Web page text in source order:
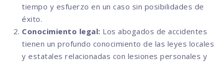
tiempo y esfuerzo en un caso sin posibilidades de
éxito.
Conocimiento legal: Los abogados de accidentes
tienen un profundo conocimiento de las leyes locales
y estatales relacionadas con lesiones personales y